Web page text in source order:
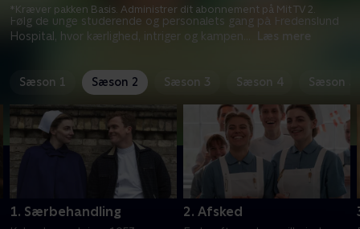
Følg de unge studerende og personalets gang på Fredenslund
Hospital, hvor kærlighed, intriger og kampen
Læs mere
*Kræver pakken Basis. Administrer dit abonnement på Mit TV 2.
Sæson 1 Sæson 2 Sæson 3 Sæson 4 Sæson 5
1. Særbehandling 2. Afsked